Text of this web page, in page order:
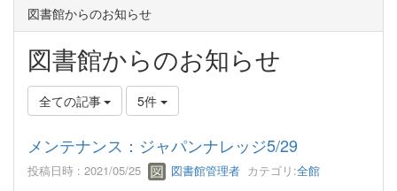
図書館からのお知らせ
図書館からのお知らせ
全ての記事 5件
メンテナンス：ジャパンナレッジ5/29
投稿日時 : 2021/05/25 図書館管理者 カテゴリ:全館